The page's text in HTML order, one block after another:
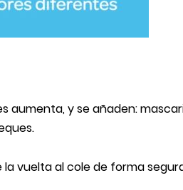
aumenta, y se añaden:
vuelta al cole de forma